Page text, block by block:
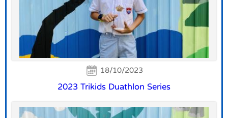
18/10/2023
2023 Trikids Duathlon Series